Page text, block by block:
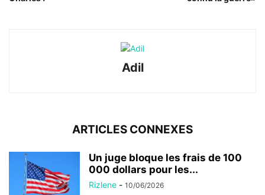
Adil
ARTICLES CONNEXES
Un juge bloque les frais de 100
000 dollars pour les...
Rizlene - 10/06/2026